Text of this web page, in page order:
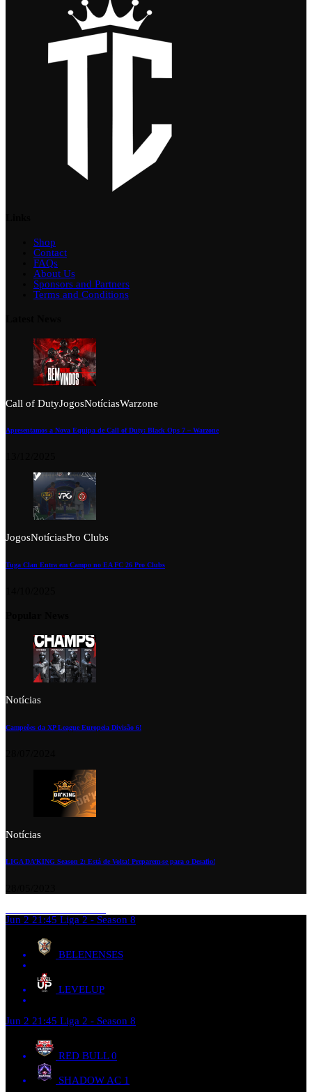
Shop
Contact
FAQs
About Us
Sponsors and Partners
Terms and Conditions
Call of DutyJogosNotíciasWarzone
Apresentamos a Nova Equipa de Call of Duty: Black Ops 7 – Warzone
JogosNotíciasPro Clubs
Tuga Clan Entra em Campo no EA FC 26 Pro Clubs
Notícias
Campeões da XP League Europeia Divisão 6!
Notícias
LIGA DA’KING Season 2: Está de Volta! Preparem-se para o Desafio!
Jun 2 21:45 Liga 2 - Season 8
BELENENSES
LEVELUP
Jun 2 21:45 Liga 2 - Season 8
RED BULL 0
SHADOW AC 1